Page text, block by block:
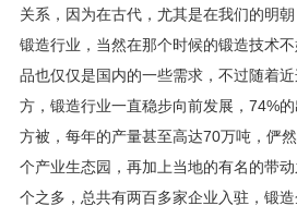
关系，因为在古代，尤其是在我们的明
锻造行业，当然在那个时候的锻造技术
品也仅仅是国内的一些需求，不过随着
方，锻造行业一直稳步向前发展，74%
方被，每年的产量甚至高达70万吨，俨
个产业生态园，再加上当地的有名的带
个之多，总共有两百多家企业入驻，锻